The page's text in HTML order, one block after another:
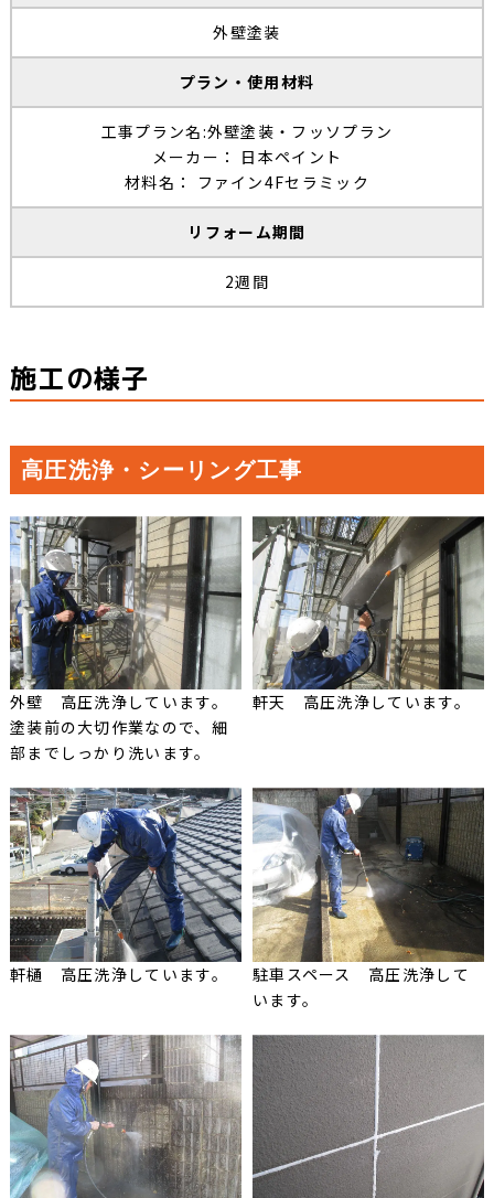
外壁塗装
プラン・使用材料
工事プラン名:外壁塗装・フッソプラン
メーカー： 日本ペイント
材料名： ファイン4Fセラミック
リフォーム期間
2週間
施工の様子
高圧洗浄・シーリング工事
外壁 高圧洗浄しています。
塗装前の大切作業なので、細
部までしっかり洗います。
軒天 高圧洗浄しています。
軒樋 高圧洗浄しています。
駐車スペース 高圧洗浄して
います。